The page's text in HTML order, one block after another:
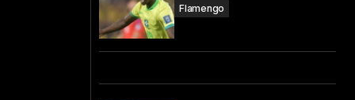
Flamengo